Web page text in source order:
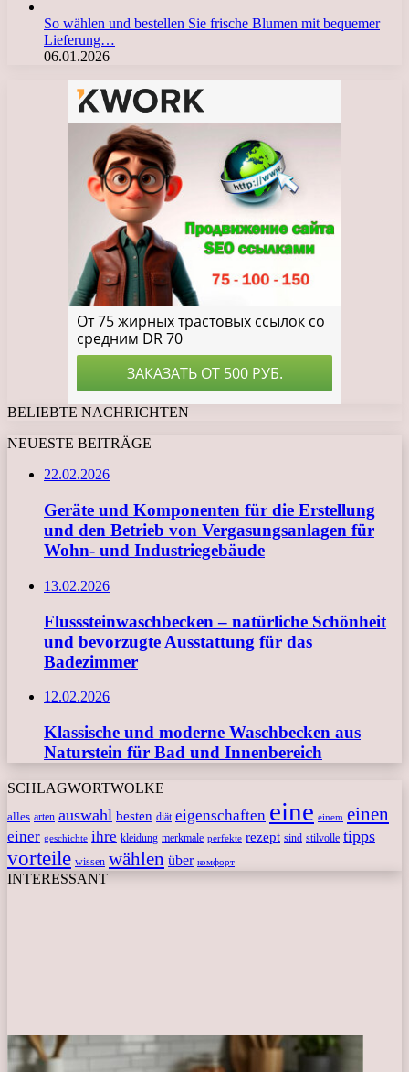
So wählen und bestellen Sie frische Blumen mit bequemer
Lieferung…
06.01.2026
BELIEBTE NACHRICHTEN
NEUESTE BEITRÄGE
22.02.2026
Geräte und Komponenten für die Erstellung
und den Betrieb von Vergasungsanlagen für
Wohn- und Industriegebäude
13.02.2026
Flusssteinwaschbecken – natürliche Schönheit
und bevorzugte Ausstattung für das
Badezimmer
12.02.2026
Klassische und moderne Waschbecken aus
Naturstein für Bad und Innenbereich
SCHLAGWORTWOLKE
alles arten auswahl besten diät eigenschaften eine einem einen
einer geschichte ihre kleidung merkmale perfekte rezept sind stilvolle tipps
vorteile wissen wählen über комфорт
INTERESSANT